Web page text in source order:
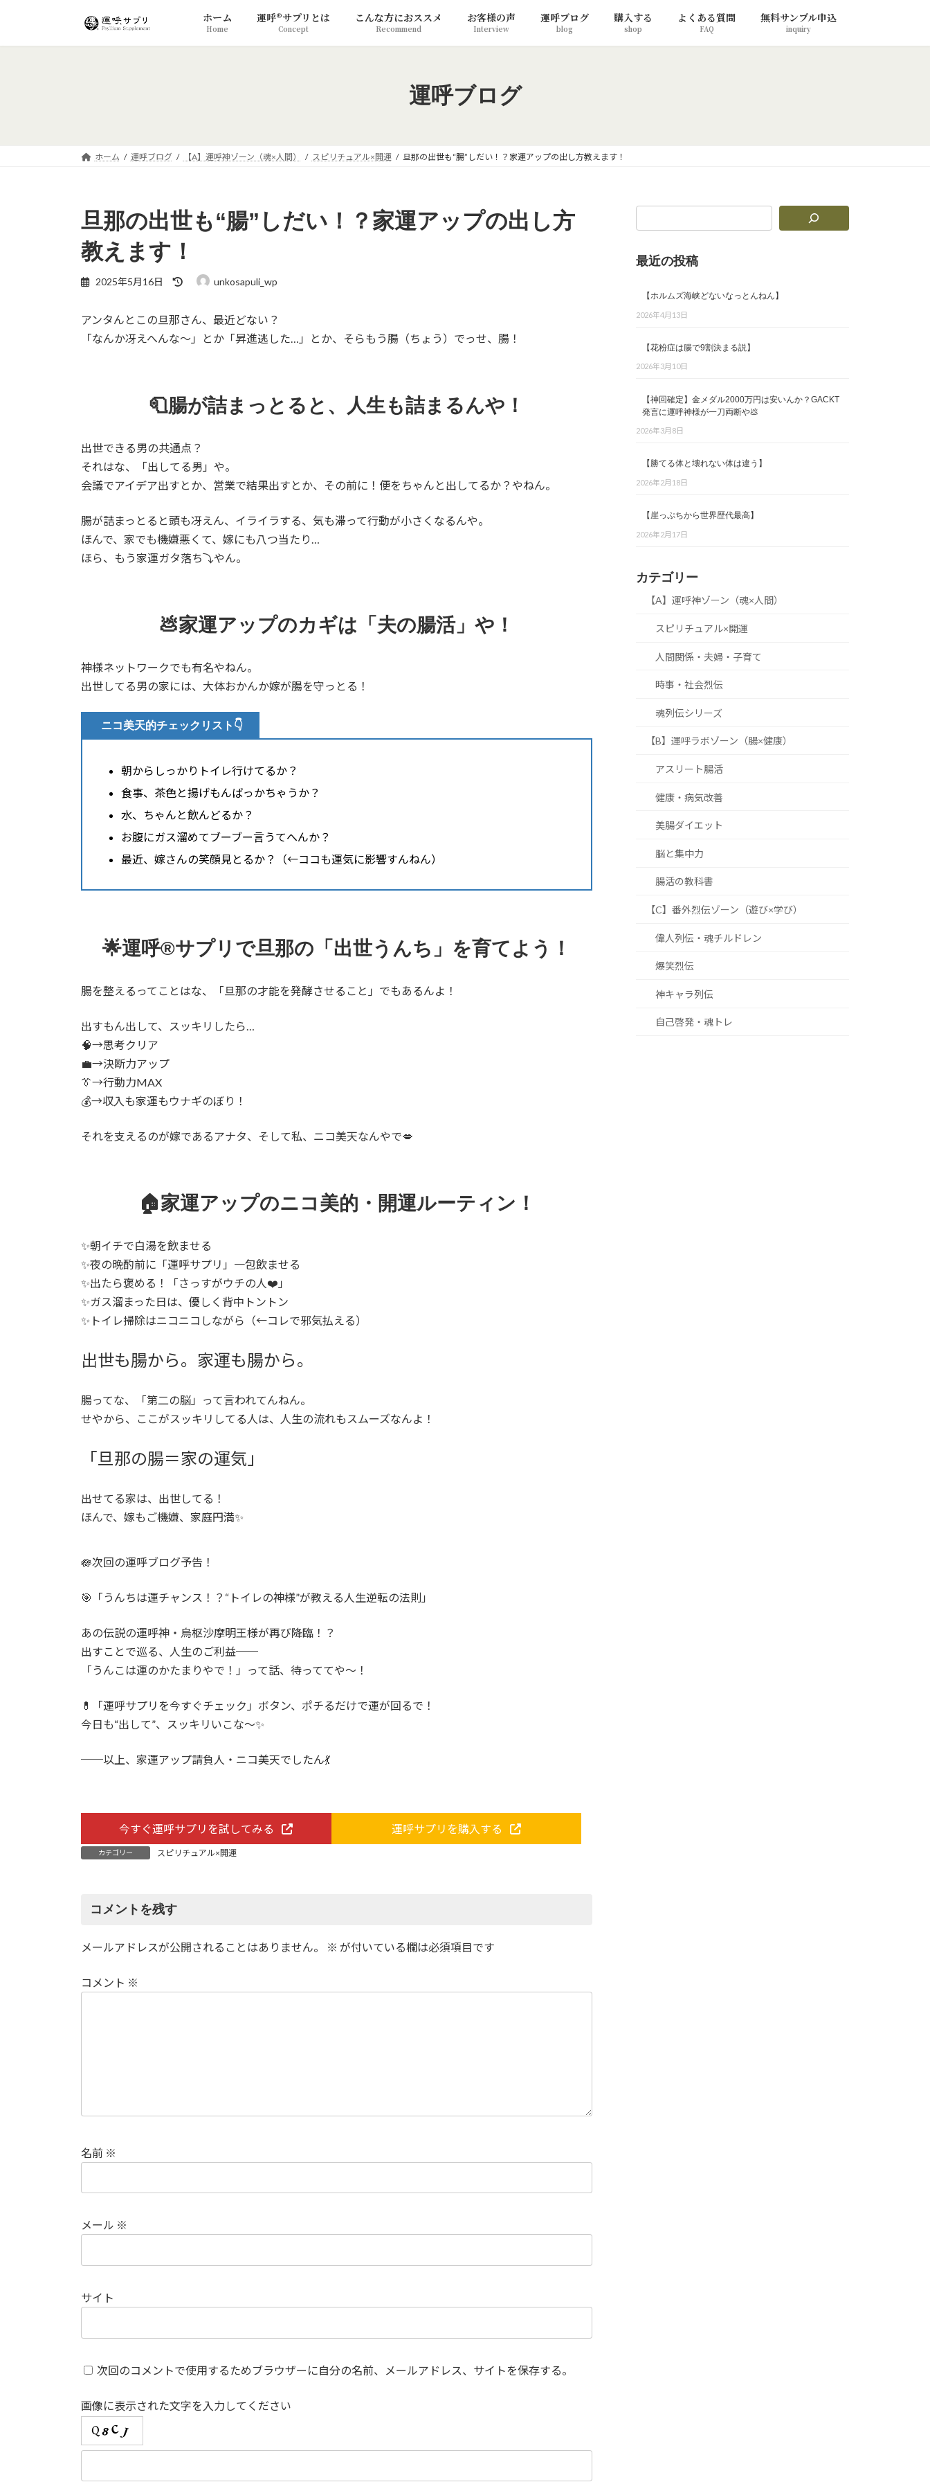
ホーム
Home
運呼®サプリとは
Concept
こんな方におススメ
Recommend
お客様の声
Interview
運呼ブログ
blog
購入する
shop
よくある質問
FAQ
無料サンプル申込
inquiry
運呼ブログ
ホーム 運呼ブログ 【A】運呼神ゾーン（魂×人間） スピリチュアル×開運 旦那の出世も“腸”しだい！？家運アップの出し方教えます！
旦那の出世も“腸”しだい！？家運アップの出し方
教えます！
2025年5月16日
最
新
日
unkosapuli_wp
アンタんとこの旦那さん、最近どない？
「なんか冴えへんな〜」とか「昇進逃した…」とか、そらもう腸（ちょう）でっせ、腸！
🧻腸が詰まっとると、人生も詰まるんや！
出世できる男の共通点？
それはな、「出してる男」や。
会議でアイデア出すとか、営業で結果出すとか、その前に！便をちゃんと出してるか？やねん。
腸が詰まっとると頭も冴えん、イライラする、気も滞って行動が小さくなるんや。
ほんで、家でも機嫌悪くて、嫁にも八つ当たり…
ほら、もう家運ガタ落ち⤵やん。
💩家運アップのカギは「夫の腸活」や！
神様ネットワークでも有名やねん。
出世してる男の家には、大体おかんか嫁が腸を守っとる！
ニコ美天的チェックリスト👇
朝からしっかりトイレ行けてるか？
食事、茶色と揚げもんばっかちゃうか？
水、ちゃんと飲んどるか？
お腹にガス溜めてブーブー言うてへんか？
最近、嫁さんの笑顔見とるか？（←ココも運気に影響すんねん）
🌟運呼®サプリで旦那の「出世うんち」を育てよう！
腸を整えるってことはな、「旦那の才能を発酵させること」でもあるんよ！
出すもん出して、スッキリしたら…
🧠→思考クリア
💼→決断力アップ
👔→行動力MAX
💰→収入も家運もウナギのぼり！
それを支えるのが嫁であるアナタ、そして私、ニコ美天なんやで💋
🏠家運アップのニコ美的・開運ルーティン！
✨朝イチで白湯を飲ませる
✨夜の晩酌前に「運呼サプリ」一包飲ませる
✨出たら褒める！「さっすがウチの人❤️」
✨ガス溜まった日は、優しく背中トントン
✨トイレ掃除はニコニコしながら（←コレで邪気払える）
出世も腸から。家運も腸から。
腸ってな、「第二の脳」って言われてんねん。
せやから、ここがスッキリしてる人は、人生の流れもスムーズなんよ！
「旦那の腸＝家の運気」
出せてる家は、出世してる！
ほんで、嫁もご機嫌、家庭円満✨
🪷次回の運呼ブログ予告！
🎯「うんちは運チャンス！？“トイレの神様”が教える人生逆転の法則」
あの伝説の運呼神・烏枢沙摩明王様が再び降臨！？
出すことで巡る、人生のご利益──
「うんこは運のかたまりやで！」って話、待っててや〜！
💊「運呼サプリを今すぐチェック」ボタン、ポチるだけで運が回るで！
今日も“出して”、スッキリいこな〜✨
──以上、家運アップ請負人・ニコ美天でしたん💃
今すぐ運呼サプリを試してみる 運呼サプリを購入する
カテゴリー スピリチュアル×開運
コメントを残す
メールアドレスが公開されることはありません。 ※ が付いている欄は必須項目です
コメント ※
名前 ※
メール ※
サイト
次回のコメントで使用するためブラウザーに自分の名前、メールアドレス、サイトを保存する。
画像に表示された文字を入力してください
最近の投稿
【ホルムズ海峡どないなっとんねん】
2026年4月13日
【花粉症は腸で9割決まる説】
2026年3月10日
【神回確定】金メダル2000万円は安いんか？GACKT
発言に運呼神様が一刀両断や💩
2026年3月8日
【勝てる体と壊れない体は違う】
2026年2月18日
【崖っぷちから世界歴代最高】
2026年2月17日
カテゴリー
【A】運呼神ゾーン（魂×人間）
スピリチュアル×開運
人間関係・夫婦・子育て
時事・社会烈伝
魂列伝シリーズ
【B】運呼ラボゾーン（腸×健康）
アスリート腸活
健康・病気改善
美腸ダイエット
脳と集中力
腸活の教科書
【C】番外烈伝ゾーン（遊び×学び）
偉人列伝・魂チルドレン
爆笑烈伝
神キャラ列伝
自己啓発・魂トレ